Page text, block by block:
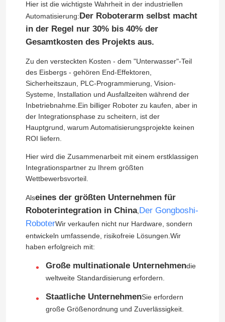
Hier ist die wichtigste Wahrheit in der industriellen
Automatisierung:Der Roboterarm selbst macht
in der Regel nur 30% bis 40% der
Gesamtkosten des Projekts aus.
Zu den versteckten Kosten - dem "Unterwasser"-Teil
des Eisbergs - gehören End-Effektoren,
Sicherheitszaun, PLC-Programmierung, Vision-
Systeme, Installation und Ausfallzeiten während der
Inbetriebnahme.Ein billiger Roboter zu kaufen, aber in
der Integrationsphase zu scheitern, ist der
Hauptgrund, warum Automatisierungsprojekte keinen
ROI liefern.
Hier wird die Zusammenarbeit mit einem erstklassigen
Integrationspartner zu Ihrem größten
Wettbewerbsvorteil.
Alseines der größten Unternehmen für
Roboterintegration in China, Der Gongboshi-
RoboterWir verkaufen nicht nur Hardware, sondern
entwickeln umfassende, risikofreie Lösungen.Wir
haben erfolgreich mit:
Große multinationale Unternehmendie
weltweite Standardisierung erfordern.
Staatliche UnternehmenSie erfordern
große Größenordnung und Zuverlässigkeit.